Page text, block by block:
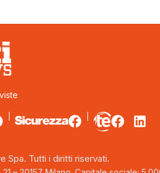
Spa. Tutti i diritti riservati.